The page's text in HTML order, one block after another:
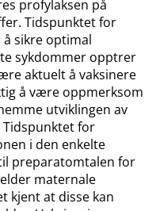
profylaksen på
Tidspunktet for
sikre optimal
sykdommer opptrer
aktuelt å vaksinere
å være oppmerksom
utviklingen av
for
i den enkelte
preparatomtalen for
maternale
kjent at disse kan